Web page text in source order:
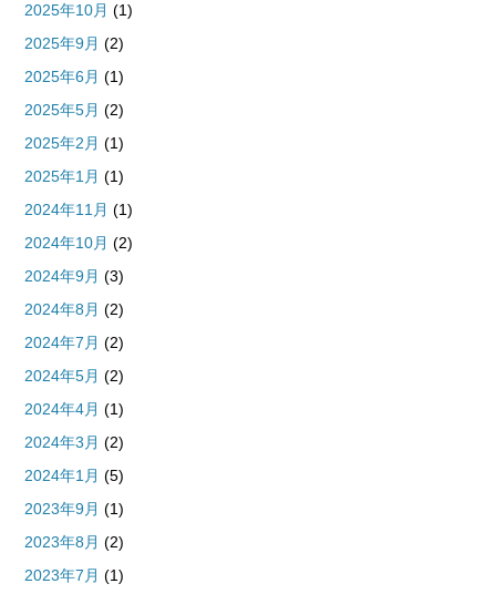
2025年10月 (1)
2025年9月 (2)
2025年6月 (1)
2025年5月 (2)
2025年2月 (1)
2025年1月 (1)
2024年11月 (1)
2024年10月 (2)
2024年9月 (3)
2024年8月 (2)
2024年7月 (2)
2024年5月 (2)
2024年4月 (1)
2024年3月 (2)
2024年1月 (5)
2023年9月 (1)
2023年8月 (2)
2023年7月 (1)